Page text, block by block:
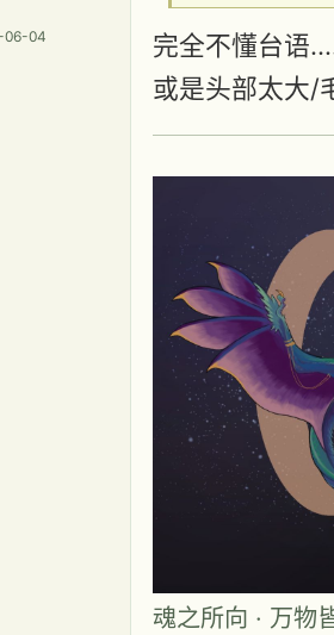
06-04
完全不懂台语
或是头部太大/
魂之所向 · 万物